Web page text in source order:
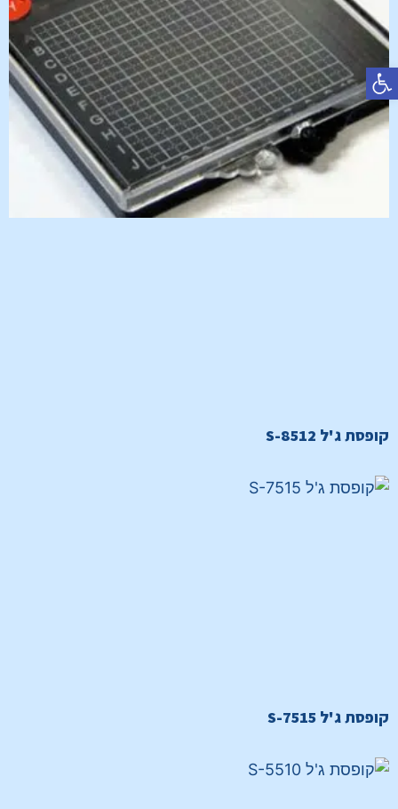
קופסת ג'ל S-8512
קופסת ג'ל S-7515
פתח סרגל נגישות